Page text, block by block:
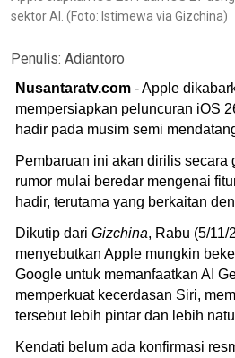
sektor AI. (Foto: Istimewa via Gizchina)
Penulis: Adiantoro
Nusantaratv.com - Apple
mempersiapkan peluncuran iOS
hadir pada musim semi
Pembaruan ini akan dirilis secara
rumor mulai beredar mengenai
hadir, terutama yang berkaitan
Dikutip dari Gizchina, Rabu (5/11/
menyebutkan Apple mungkin
Google untuk memanfaatkan AI
memperkuat kecerdasan Siri,
tersebut lebih pintar dan lebih
Kendati belum ada konfirmasi